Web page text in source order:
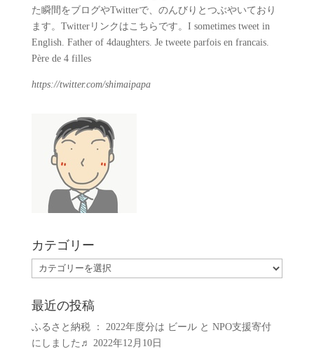
た瞬間をブログやTwitterで、のんびりとつぶやいており
ます。Twitterリンクはこちらです。I sometimes tweet in
English. Father of 4daughters. Je tweete parfois en francais.
Père de 4 filles
https://twitter.com/shimaipapa
カテゴリー
カ
テ
ゴ
リ
ー
最近の投稿
ふるさと納税 ： 2022年度分は ビール と NPO支援寄付
にしました♬
2022年12月10日